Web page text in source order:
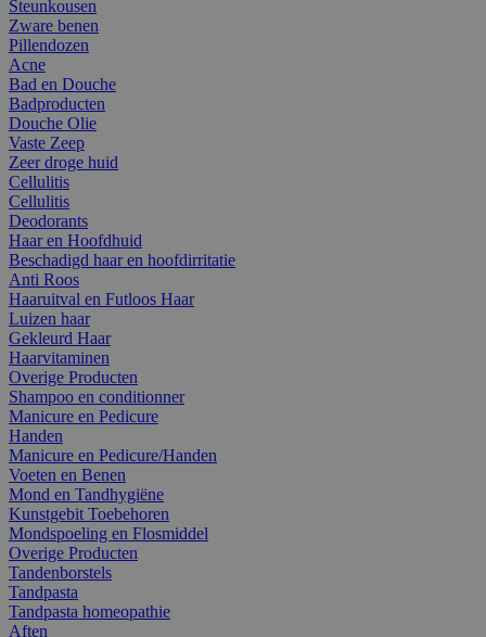
Steunkousen
Zware benen
Pillendozen
Acne
Bad en Douche
Badproducten
Douche Olie
Vaste Zeep
Zeer droge huid
Cellulitis
Cellulitis
Deodorants
Haar en Hoofdhuid
Beschadigd haar en hoofdirritatie
Anti Roos
Haaruitval en Futloos Haar
Luizen haar
Gekleurd Haar
Haarvitaminen
Overige Producten
Shampoo en conditionner
Manicure en Pedicure
Handen
Manicure en Pedicure/Handen
Voeten en Benen
Mond en Tandhygiëne
Kunstgebit Toebehoren
Mondspoeling en Flosmiddel
Overige Producten
Tandenborstels
Tandpasta
Tandpasta homeopathie
Aften